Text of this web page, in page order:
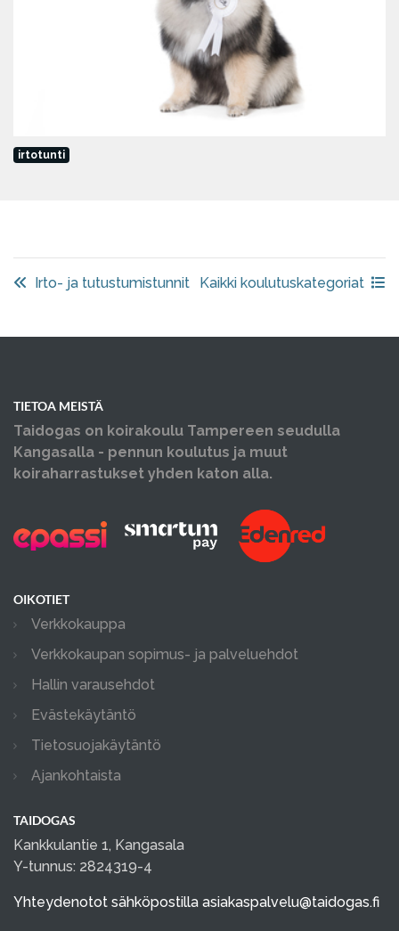
irtotunti
Irto- ja tutustumistunnit Kaikki koulutuskategoriat
TIETOA MEISTÄ
Taidogas on koirakoulu Tampereen seudulla
Kangasalla - pennun koulutus ja muut
koiraharrastukset yhden katon alla.
OIKOTIET
Verkkokauppa
Verkkokaupan sopimus- ja palveluehdot
Hallin varausehdot
Evästekäytäntö
Tietosuojakäytäntö
Ajankohtaista
TAIDOGAS
Kankkulantie 1, Kangasala
Y-tunnus: 2824319-4
Yhteydenotot sähköpostilla asiakaspalvelu@taidogas.fi